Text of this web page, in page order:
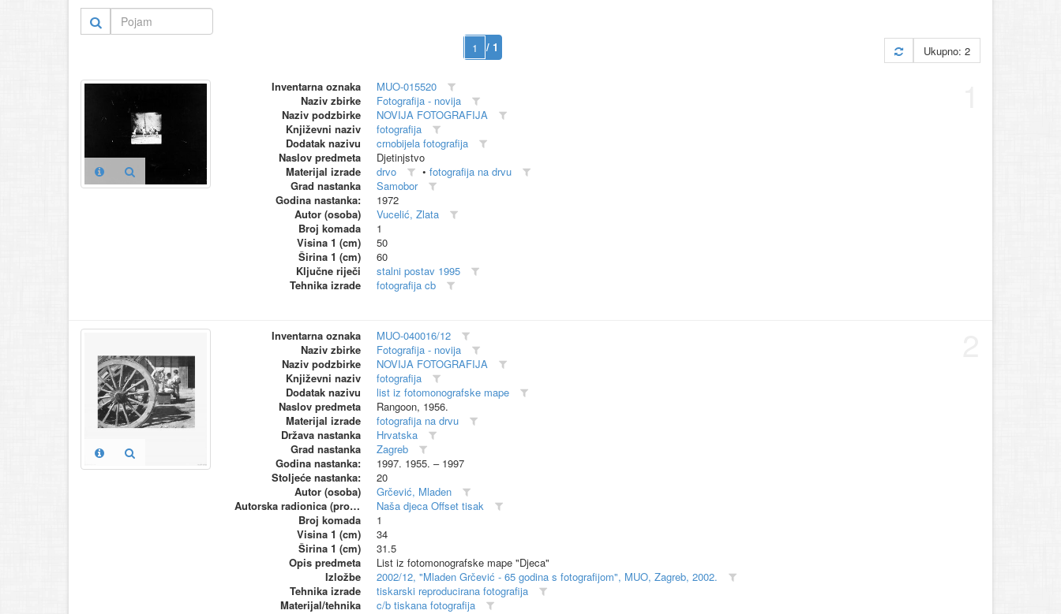
/ 1 Ukupno: 2
Inventarna oznaka
MUO-015520
Naziv zbirke
Fotografija - novija
Naziv podzbirke
NOVIJA FOTOGRAFIJA
Književni naziv
fotografija
Dodatak nazivu
crnobijela fotografija
Naslov predmeta
Djetinjstvo
Materijal izrade
drvo • fotografija na drvu
Grad nastanka
Samobor
Godina nastanka:
1972
Autor (osoba)
Vucelić, Zlata
Broj komada
1
Visina 1 (cm)
50
Širina 1 (cm)
60
Ključne riječi
stalni postav 1995
Tehnika izrade
fotografija cb
Inventarna oznaka
MUO-040016/12
Naziv zbirke
Fotografija - novija
Naziv podzbirke
NOVIJA FOTOGRAFIJA
Književni naziv
fotografija
Dodatak nazivu
list iz fotomonografske mape
Naslov predmeta
Rangoon, 1956.
Materijal izrade
fotografija na drvu
Država nastanka
Hrvatska
Grad nastanka
Zagreb
Godina nastanka:
1997. 1955. – 1997
Stoljeće nastanka:
20
Autor (osoba)
Grčević, Mladen
Autorska radionica (proizvođač)
Naša djeca Offset tisak
Broj komada
1
Visina 1 (cm)
34
Širina 1 (cm)
31.5
Opis predmeta
List iz fotomonografske mape "Djeca"
Izložbe
2002/12, "Mladen Grčević - 65 godina s fotografijom", MUO, Zagreb, 2002.
Tehnika izrade
tiskarski reproducirana fotografija
Materijal/tehnika
c/b tiskana fotografija